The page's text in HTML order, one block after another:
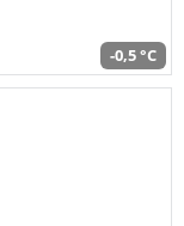
-0,5 °C